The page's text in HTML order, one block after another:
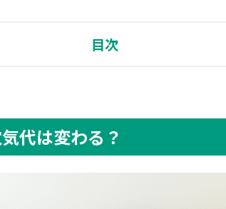
目次
きくない
設定温度までの到達時間
らない場合がある
代は変わる？